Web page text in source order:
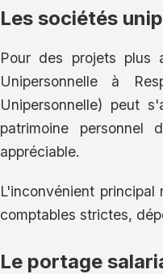
Les sociétés
Pour des projets plus
Unipersonnelle à
Unipersonnelle) peut
patrimoine personnel
appréciable.
L'inconvénient
comptables strictes,
Le portage